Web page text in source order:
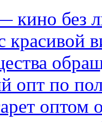
кино без
опт по
оптом